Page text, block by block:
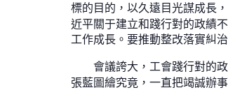
標的目的，以久遠目光謀成長
近平關于建立和踐行對的政績
工作成長。要推動整改落實糾
會議誇大，工會踐行對的
張藍圖繪究竟，一直把竭誠辦